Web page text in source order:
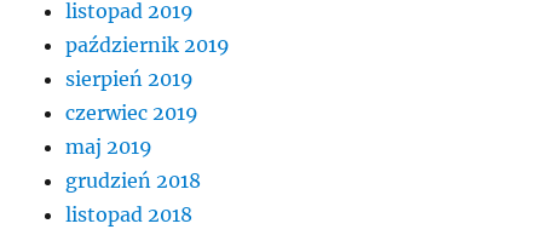
listopad 2019
październik 2019
sierpień 2019
czerwiec 2019
maj 2019
grudzień 2018
listopad 2018